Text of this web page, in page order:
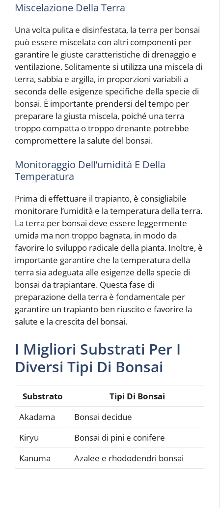
Miscelazione Della Terra
Una volta pulita e disinfestata, la terra per bonsai
può essere miscelata con altri componenti per
garantire le giuste caratteristiche di drenaggio e
ventilazione. Solitamente si utilizza una miscela di
terra, sabbia e argilla, in proporzioni variabili a
seconda delle esigenze specifiche della specie di
bonsai. È importante prendersi del tempo per
preparare la giusta miscela, poiché una terra
troppo compatta o troppo drenante potrebbe
compromettere la salute del bonsai.
Monitoraggio Dell’umidità E Della
Temperatura
Prima di effettuare il trapianto, è consigliabile
monitorare l’umidità e la temperatura della terra.
La terra per bonsai deve essere leggermente
umida ma non troppo bagnata, in modo da
favorire lo sviluppo radicale della pianta. Inoltre, è
importante garantire che la temperatura della
terra sia adeguata alle esigenze della specie di
bonsai da trapiantare. Questa fase di
preparazione della terra è fondamentale per
garantire un trapianto ben riuscito e favorire la
salute e la crescita del bonsai.
I Migliori Substrati Per I
Diversi Tipi Di Bonsai
Substrato
Tipi Di Bonsai
Akadama
Bonsai decidue
Kiryu
Bonsai di pini e conifere
Kanuma
Azalee e rhododendri bonsai